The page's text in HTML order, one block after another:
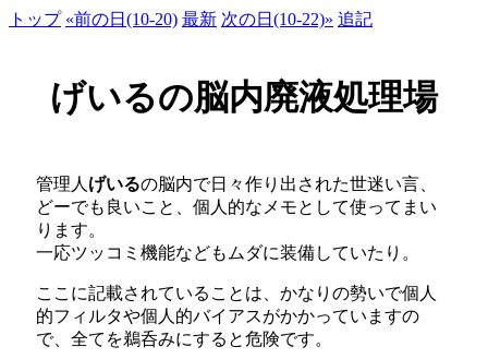
トップ «前の日(10-20) 最新 次の日(10-22)» 追記
げいるの脳内廃液処理場
管理人 げいるの脳内で日々作り出された世迷い言、
どーでも良いこと、個人的なメモとして使ってまい
ります。
一応ツッコミ機能などもムダに装備していたり。
ここに記載されていることは、かなりの勢いで個人
的フィルタや個人的バイアスがかかっていますの
で、全てを鵜呑みにすると危険です。